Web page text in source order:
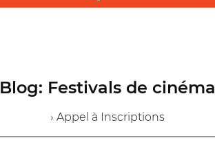
Blog: Festivals de cinéma
› Appel à Inscriptions